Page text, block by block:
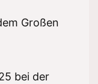
Großen
bei der